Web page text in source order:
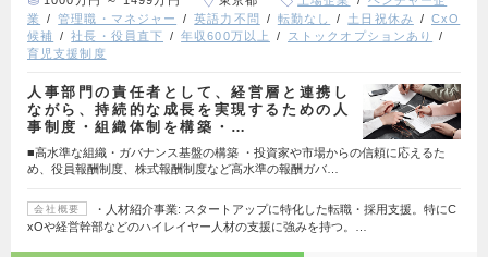
業
管理職・マネジャー 英語力不問 転勤なし 土日祝休み
CxO
候補
社長・役員直下 年収600万以上
ストックオプションあり
育児支援制度
人事部門の責任者として、経営層と連携し
ながら、持続的な成長を実現するための人
事制度・組織体制を構築・…
■高水準な組織・ガバナンス基盤の構築 ・投資家や市場からの信頼に応えるた
め、役員報酬制度、株式報酬制度など高水準の報酬ガバ…
会社概要
・人材紹介事業: スタートアップに特化した転職・採用支援。特にC
xOや経営幹部などのハイレイヤー人材の支援に強みを持つ。…